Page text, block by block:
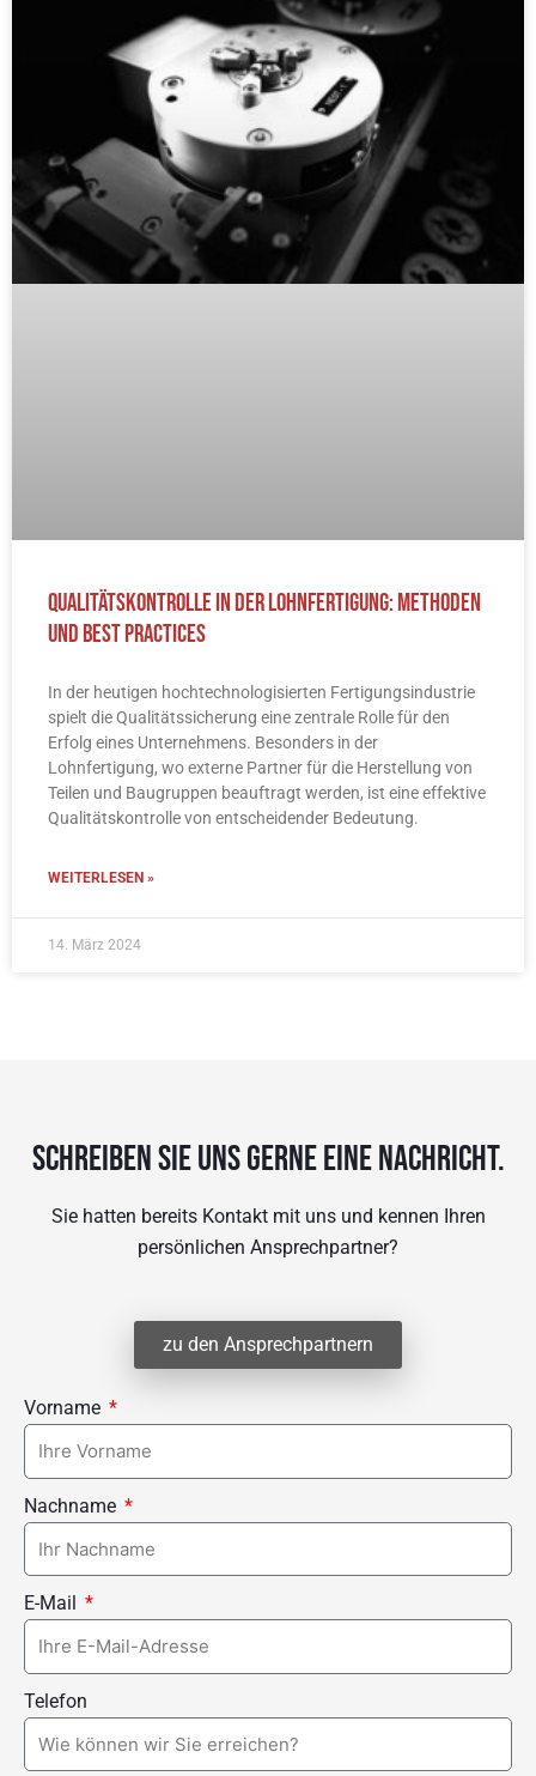
Qualitätskontrolle in der Lohnfertigung: Methoden
und Best Practices
In der heutigen hochtechnologisierten Fertigungsindustrie
spielt die Qualitätssicherung eine zentrale Rolle für den
Erfolg eines Unternehmens. Besonders in der
Lohnfertigung, wo externe Partner für die Herstellung von
Teilen und Baugruppen beauftragt werden, ist eine effektive
Qualitätskontrolle von entscheidender Bedeutung.
WEITERLESEN »
14. März 2024
Vorname
Nachname
E-Mail
Telefon
Schreiben sie uns gerne eine Nachricht.
Sie hatten bereits Kontakt mit uns und kennen Ihren
persönlichen Ansprechpartner?
zu den Ansprechpartnern